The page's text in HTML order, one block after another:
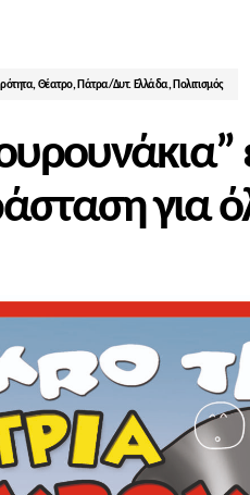
,Θέατρο,Πάτρα/Δυτ. Ελλάδα,Πολιτισμός
για